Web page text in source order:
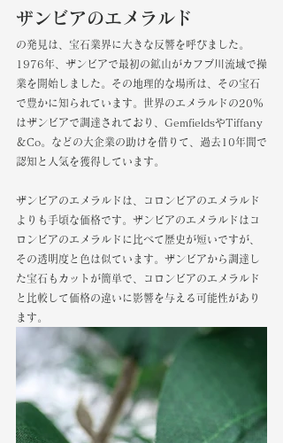
ザンビアのエメラルド
の発見は、宝石業界に大きな反響を呼びました。
1976年、ザンビアで最初の鉱山がカフブ川流域で操
業を開始しました。その地理的な場所は、その宝石
で豊かに知られています。世界のエメラルドの20％
はザンビアで調達されており、GemfieldsやTiffany
＆Co。などの大企業の助けを借りて、過去10年間で
認知と人気を獲得しています。
ザンビアのエメラルドは、コロンビアのエメラルド
よりも手頃な価格です。ザンビアのエメラルドはコ
ロンビアのエメラルドに比べて歴史が短いですが、
その透明度と色は似ています。ザンビアから調達し
た宝石もカットが簡単で、コロンビアのエメラルド
と比較して価格の違いに影響を与える可能性があり
ます。